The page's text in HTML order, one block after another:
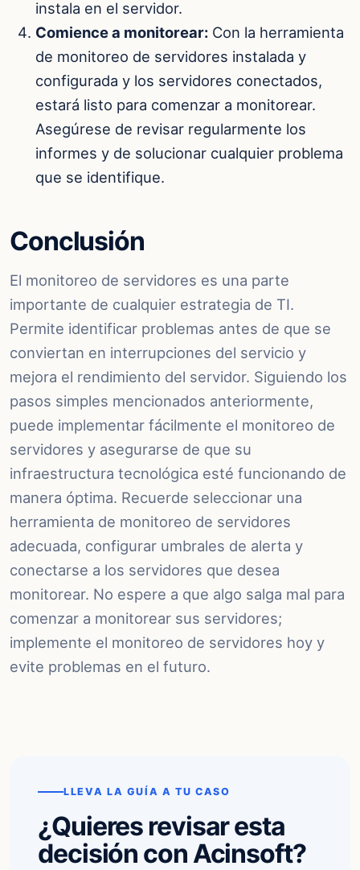
instala en el servidor.
Comience a monitorear: Con la herramienta
de monitoreo de servidores instalada y
configurada y los servidores conectados,
estará listo para comenzar a monitorear.
Asegúrese de revisar regularmente los
informes y de solucionar cualquier problema
que se identifique.
Conclusión
El monitoreo de servidores es una parte
importante de cualquier estrategia de TI.
Permite identificar problemas antes de que se
conviertan en interrupciones del servicio y
mejora el rendimiento del servidor. Siguiendo los
pasos simples mencionados anteriormente,
puede implementar fácilmente el monitoreo de
servidores y asegurarse de que su
infraestructura tecnológica esté funcionando de
manera óptima. Recuerde seleccionar una
herramienta de monitoreo de servidores
adecuada, configurar umbrales de alerta y
conectarse a los servidores que desea
monitorear. No espere a que algo salga mal para
comenzar a monitorear sus servidores;
implemente el monitoreo de servidores hoy y
evite problemas en el futuro.
LLEVA LA GUÍA A TU CASO
¿Quieres revisar esta
decisión con Acinsoft?